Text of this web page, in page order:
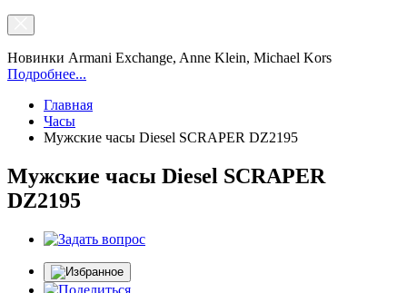
Новинки Armani Exchange, Anne Klein, Michael Kors
Подробнее...
Главная
Часы
Мужские часы Diesel SCRAPER DZ2195
Мужские часы Diesel SCRAPER
DZ2195